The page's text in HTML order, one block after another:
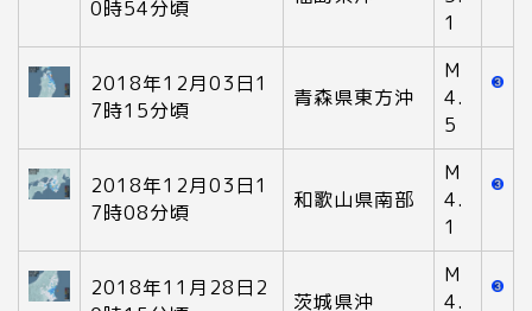
0時54分頃
1
2018年12月03日1
7時15分頃
青森県東方沖
M
4.
5
2018年12月03日1
7時08分頃
和歌山県南部
M
4.
1
2018年11月28日2
茨城県沖
M
4.